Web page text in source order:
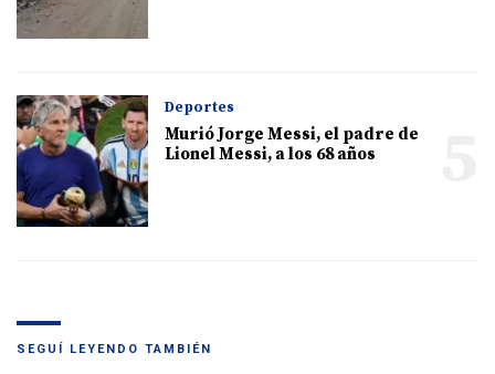
Deportes
Murió Jorge Messi, el padre de
Lionel Messi, a los 68 años
SEGUÍ LEYENDO TAMBIÉN